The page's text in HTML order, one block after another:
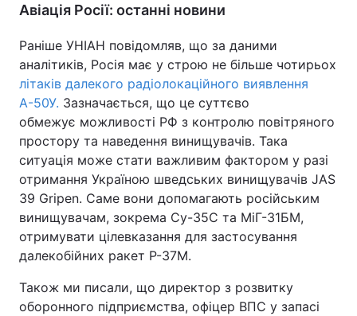
Авіація Росії: останні новини
Раніше УНІАН повідомляв, що за даними
аналітиків, Росія має у строю не більше чотирьох
літаків далекого радіолокаційного виявлення
А-50У. Зазначається, що це суттєво
обмежує можливості РФ з контролю повітряного
простору та наведення винищувачів. Така
ситуація може стати важливим фактором у разі
отримання Україною шведських винищувачів JAS
39 Gripen. Саме вони допомагають російським
винищувачам, зокрема Су-35С та МіГ-31БМ,
отримувати цілевказання для застосування
далекобійних ракет Р-37М.
Також ми писали, що директор з розвитку
оборонного підприємства, офіцер ВПС у запасі